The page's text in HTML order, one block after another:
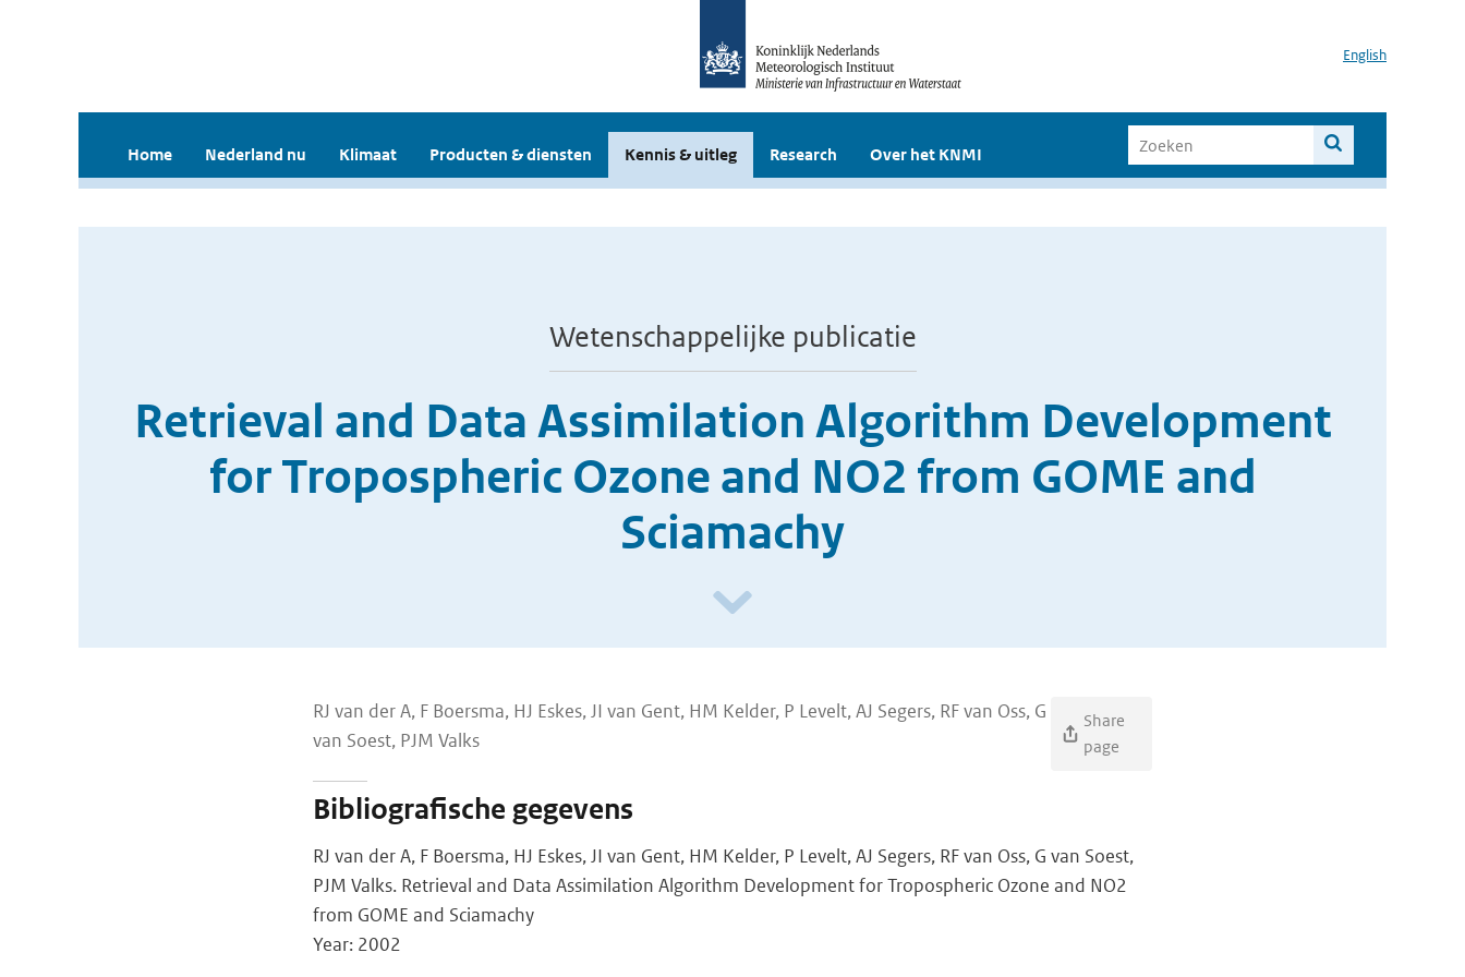
English
Home Nederland nu Klimaat Producten & diensten Kennis & uitleg Research Over het KNMI
Wetenschappelijke publicatie
Retrieval and Data Assimilation Algorithm Development
for Tropospheric Ozone and NO2 from GOME and
Sciamachy
RJ van der A, F Boersma, HJ Eskes, JI van Gent, HM Kelder, P Levelt, AJ Segers, RF van Oss, G
van Soest, PJM Valks
Share
page
Bibliografische gegevens
RJ van der A, F Boersma, HJ Eskes, JI van Gent, HM Kelder, P Levelt, AJ Segers, RF van Oss, G van Soest,
PJM Valks. Retrieval and Data Assimilation Algorithm Development for Tropospheric Ozone and NO2
from GOME and Sciamachy
Year: 2002